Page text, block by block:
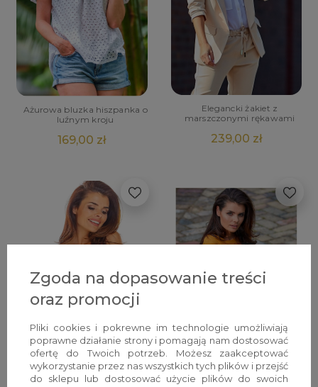
Ażurowa bluzka hiszpanka o
luźnym kroju
169,00 zł
Elegancki żakiet z
marszczonymi rękawami
239,00 zł
Zgoda na dopasowanie treści
oraz promocji
Pliki cookies i pokrewne im technologie umożliwiają
poprawne działanie strony i pomagają nam dostosować
ofertę do Twoich potrzeb. Możesz zaakceptować
wykorzystanie przez nas wszystkich tych plików i przejść
do sklepu lub dostosować użycie plików do swoich